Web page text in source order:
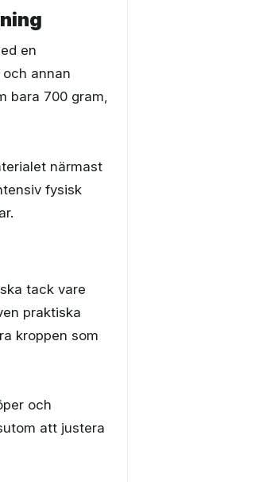
en
annan
bara 700 gram,
närmast
fysisk
tack vare
praktiska
kroppen som
och
att justera